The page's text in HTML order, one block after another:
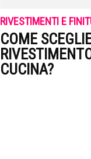
RIVESTIMENTI E
COME
CUCINA?